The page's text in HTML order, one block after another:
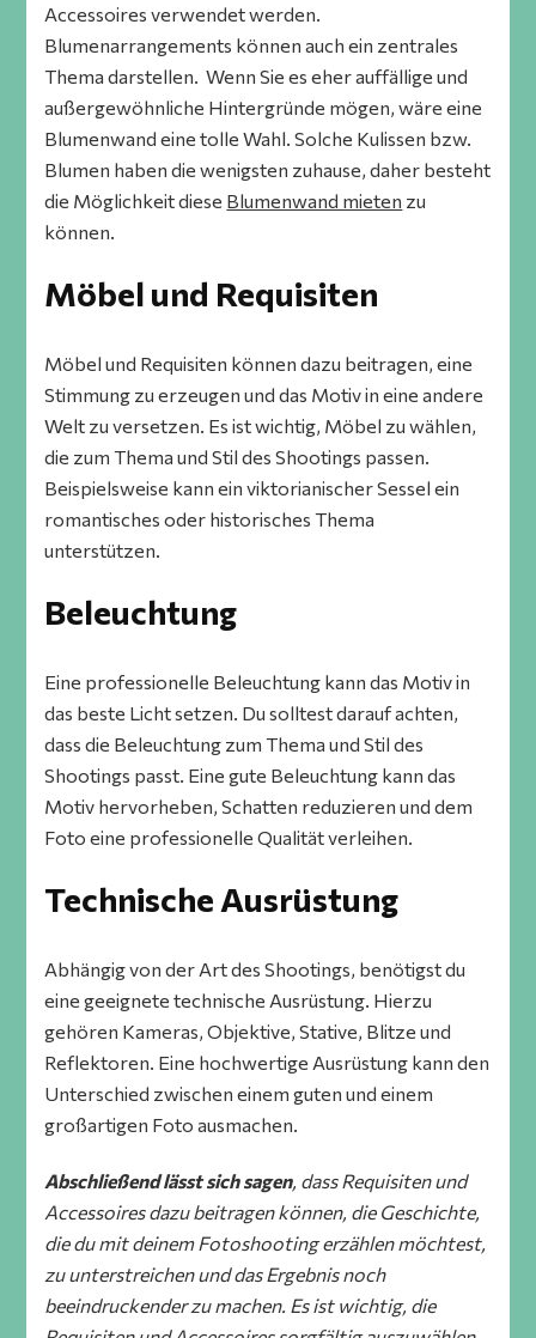
Accessoires verwendet werden.
Blumenarrangements können auch ein zentrales
Thema darstellen. Wenn Sie es eher auffällige und
außergewöhnliche Hintergründe mögen, wäre eine
Blumenwand eine tolle Wahl. Solche Kulissen bzw.
Blumen haben die wenigsten zuhause, daher besteht
die Möglichkeit diese Blumenwand mieten zu
können.
Möbel und Requisiten
Möbel und Requisiten können dazu beitragen, eine
Stimmung zu erzeugen und das Motiv in eine andere
Welt zu versetzen. Es ist wichtig, Möbel zu wählen,
die zum Thema und Stil des Shootings passen.
Beispielsweise kann ein viktorianischer Sessel ein
romantisches oder historisches Thema
unterstützen.
Beleuchtung
Eine professionelle Beleuchtung kann das Motiv in
das beste Licht setzen. Du solltest darauf achten,
dass die Beleuchtung zum Thema und Stil des
Shootings passt. Eine gute Beleuchtung kann das
Motiv hervorheben, Schatten reduzieren und dem
Foto eine professionelle Qualität verleihen.
Technische Ausrüstung
Abhängig von der Art des Shootings, benötigst du
eine geeignete technische Ausrüstung. Hierzu
gehören Kameras, Objektive, Stative, Blitze und
Reflektoren. Eine hochwertige Ausrüstung kann den
Unterschied zwischen einem guten und einem
großartigen Foto ausmachen.
Abschließend lässt sich sagen, dass Requisiten und
Accessoires dazu beitragen können, die Geschichte,
die du mit deinem Fotoshooting erzählen möchtest,
zu unterstreichen und das Ergebnis noch
beeindruckender zu machen. Es ist wichtig, die